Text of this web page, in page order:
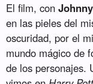
El film, con
en las pieles del
oscuridad, por el
mundo mágico de
de los personajes.